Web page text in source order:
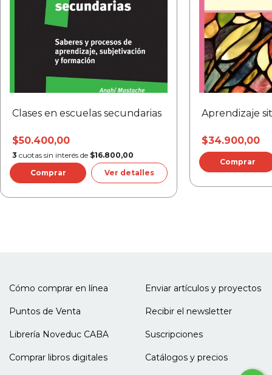
Fecha:
2025-12-01
0.17 kg.
Clases en escuelas secundarias
$50.400,00
3 cuotas sin interés de $16.800,00
Ver detalles
Aprendizaje
$34.900,00
Cómo comprar en línea
Puntos de Venta
Librería Noveduc CABA
Comprar libros digitales
Enviar artículos y proyectos
Recibir el newsletter
Suscripciones
Catálogos y precios